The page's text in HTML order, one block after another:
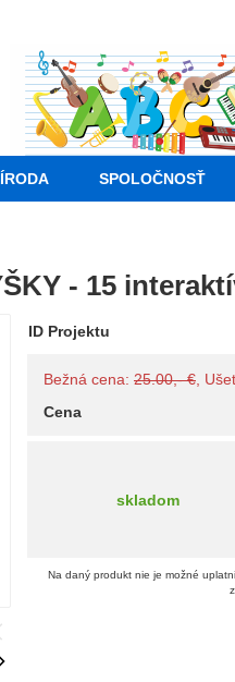
SPOLOČNOSŤ
- 15
ID Projektu
Bežná cena: 25.00,- € ,
Cena
skladom
Na daný produkt nie je možné